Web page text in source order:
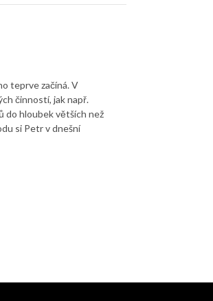
teprve začíná. V
činností, jak např.
do hloubek větších než
si Petr v dnešní